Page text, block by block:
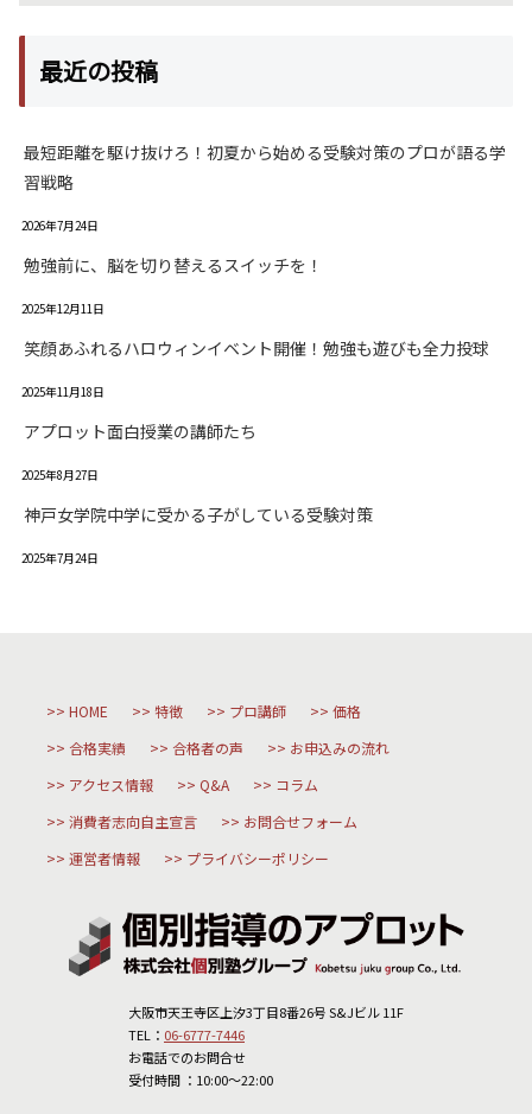
最近の投稿
最短距離を駆け抜けろ！初夏から始める受験対策のプロが語る学
習戦略
2026年7月24日
勉強前に、脳を切り替えるスイッチを！
2025年12月11日
笑顔あふれるハロウィンイベント開催！勉強も遊びも全力投球
2025年11月18日
アプロット面白授業の講師たち
2025年8月27日
神戸女学院中学に受かる子がしている受験対策
2025年7月24日
HOME 特徴 プロ講師
価格
合格実績
合格者の声
お申込みの流れ
アクセス情報
Q&A
コラム
消費者志向自主宣言
お問合せフォーム
運営者情報
プライバシーポリシー
大阪市天王寺区上汐3丁目8番26号 S&Jビル 11F
TEL： 06-6777-7446
お電話でのお問合せ
受付時間 ：10:00～22:00